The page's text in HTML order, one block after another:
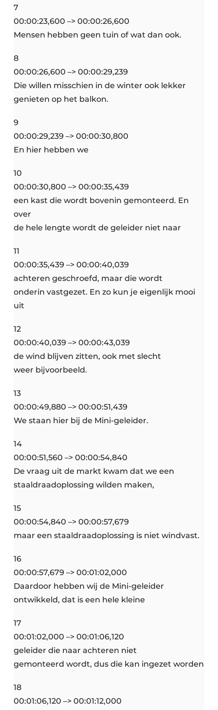
7
00:00:23,600 –> 00:00:26,600
Mensen hebben geen tuin of wat dan ook.
8
00:00:26,600 –> 00:00:29,239
Die willen misschien in de winter ook lekker
genieten op het balkon.
9
00:00:29,239 –> 00:00:30,800
En hier hebben we
10
00:00:30,800 –> 00:00:35,439
een kast die wordt bovenin gemonteerd. En
over
de hele lengte wordt de geleider niet naar
11
00:00:35,439 –> 00:00:40,039
achteren geschroefd, maar die wordt
onderin vastgezet. En zo kun je eigenlijk mooi
uit
12
00:00:40,039 –> 00:00:43,039
de wind blijven zitten, ook met slecht
weer bijvoorbeeld.
13
00:00:49,880 –> 00:00:51,439
We staan hier bij de Mini-geleider.
14
00:00:51,560 –> 00:00:54,840
De vraag uit de markt kwam dat we een
staaldraadoplossing wilden maken,
15
00:00:54,840 –> 00:00:57,679
maar een staaldraadoplossing is niet windvast.
16
00:00:57,679 –> 00:01:02,000
Daardoor hebben wij de Mini-geleider
ontwikkeld, dat is een hele kleine
17
00:01:02,000 –> 00:01:06,120
geleider die naar achteren niet
gemonteerd wordt, dus die kan ingezet worden
18
00:01:06,120 –> 00:01:12,000